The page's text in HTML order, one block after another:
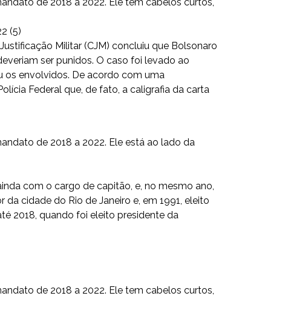
(5)
Militar (CJM) concluiu que Bolsonaro
ser punidos. O caso foi levado ao
os envolvidos. De acordo com uma
Federal que, de fato, a caligrafia da carta
com o cargo de capitão, e, no mesmo ano,
cidade do Rio de Janeiro e, em 1991, eleito
2018, quando foi eleito presidente da